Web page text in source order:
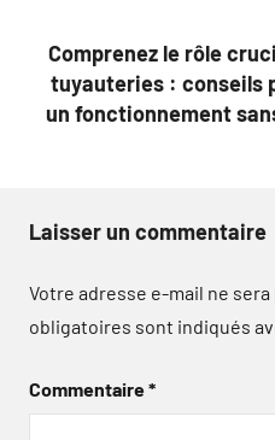
Comprenez le rôle
tuyauteries : conseils
un fonctionnement
Laisser un commentaire
Votre adresse e-mail ne sera
obligatoires sont indiqués
Commentaire*